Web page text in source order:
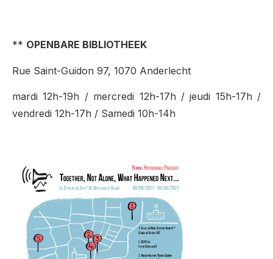
** OPENBARE BIBLIOTHEEK
Rue Saint-Guidon 97, 1070 Anderlecht
mardi 12h-19h / mercredi 12h-17h / jeudi 15h-17h /
vendredi 12h-17h / Samedi 10h-14h